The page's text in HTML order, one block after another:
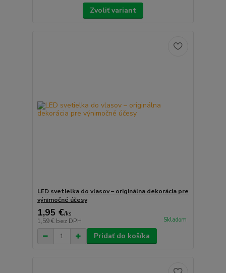
Zvoliť variant
LED svetielka do vlasov – originálna dekorácia pre
výnimočné účesy
1,95 €/ks
1,59 € bez DPH Skladom
Pridať do košíka